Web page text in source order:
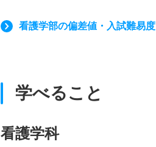
看護学部の偏差値・入試難易度
学べること
看護学科